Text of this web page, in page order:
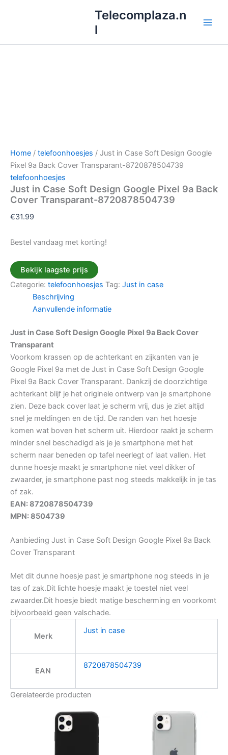
inhoud
Telecomplaza.n
l
Home / telefoonhoesjes / Just in Case Soft Design Google
Pixel 9a Back Cover Transparant-8720878504739
telefoonhoesjes
Just in Case Soft Design Google Pixel 9a Back
Cover Transparant-8720878504739
€31.99
Bestel vandaag met korting!
Bekijk laagste prijs
Categorie: telefoonhoesjes Tag: Just in case
Beschrijving
Aanvullende informatie
Just in Case Soft Design Google Pixel 9a Back Cover
Transparant
Voorkom krassen op de achterkant en zijkanten van je
Google Pixel 9a met de Just in Case Soft Design Google
Pixel 9a Back Cover Transparant. Dankzij de doorzichtige
achterkant blijf je het originele ontwerp van je smartphone
zien. Deze back cover laat je scherm vrij, dus je ziet altijd
snel je meldingen en de tijd. De randen van het hoesje
komen wat boven het scherm uit. Hierdoor raakt je scherm
minder snel beschadigd als je je smartphone met het
scherm naar beneden op tafel neerlegt of laat vallen. Het
dunne hoesje maakt je smartphone niet veel dikker of
zwaarder, je smartphone past nog steeds makkelijk in je tas
of zak.
EAN: 8720878504739
MPN: 8504739
Aanbieding Just in Case Soft Design Google Pixel 9a Back
Cover Transparant
Met dit dunne hoesje past je smartphone nog steeds in je
tas of zak.Dit lichte hoesje maakt je toestel niet veel
zwaarder.Dit hoesje biedt matige bescherming en voorkomt
bijvoorbeeld geen valschade.
Merk
Just in case
EAN
8720878504739
Gerelateerde producten